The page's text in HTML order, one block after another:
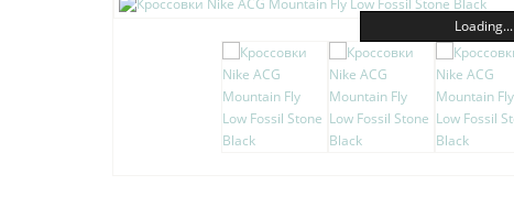
Loading...